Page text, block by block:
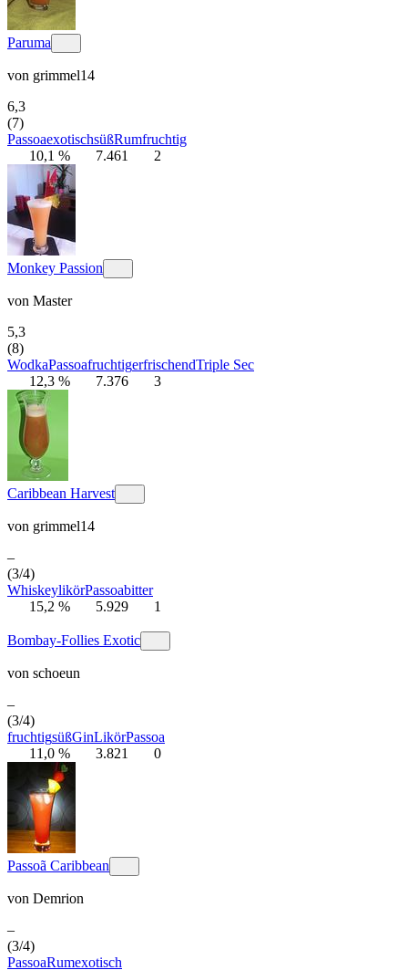
Paruma
von grimmel14
6,3
(7)
PassoaexotischsüßRumfruchtig
10,1 %
7.461 2
Monkey Passion
von Master
5,3
(8)
WodkaPassoafruchtigerfrischendTriple Sec
12,3 %
7.376 3
Caribbean Harvest
von grimmel14
–
(3/4)
WhiskeylikörPassoabitter
15,2 %
5.929 1
Bombay-Follies Exotic
von schoeun
–
(3/4)
fruchtigsüßGinLikörPassoa
11,0 %
3.821 0
Passoã Caribbean
von Demrion
–
(3/4)
PassoaRumexotisch